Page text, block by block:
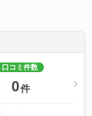
口コミ件数
0件